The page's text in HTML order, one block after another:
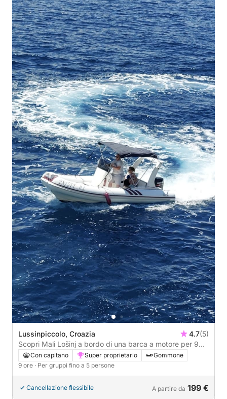
Lussinpiccolo, Croazia 4.7(5)
Scopri Mali Lošinj a bordo di una barca a motore per 9
ore.Con capitano Super proprietario
Gommone
9 ore · Per gruppi fino a 5 persone
Cancellazione flessibile A partire da 199 €